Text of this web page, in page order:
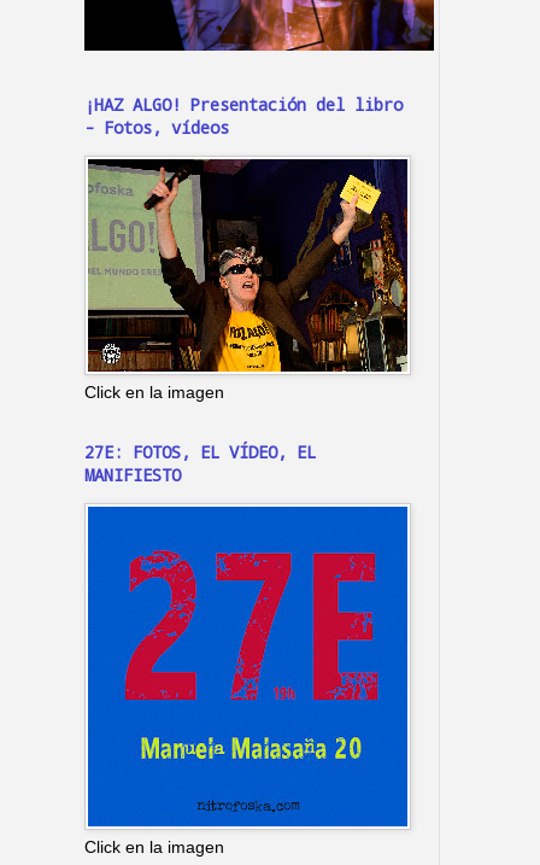
¡HAZ ALGO! Presentación del libro
- Fotos, vídeos
Click en la imagen
27E: FOTOS, EL VÍDEO, EL
MANIFIESTO
Click en la imagen